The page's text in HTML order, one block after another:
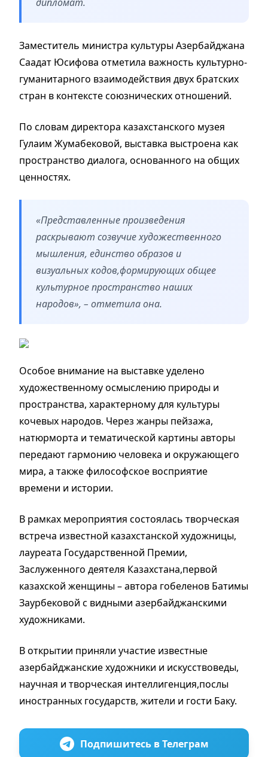
Заместитель министра культуры Азербайджана
Саадат Юсифова отметила важность культурно-
гуманитарного взаимодействия двух братских
стран в контексте союзнических отношений.
По словам директора казахстанского музея
Гулаим Жумабековой, выставка выстроена как
пространство диалога, основанного на общих
ценностях.
«Представленные произведения
раскрывают созвучие художественного
мышления, единство образов и
визуальных кодов,формирующих общее
культурное пространство наших
народов», – отметила она.
Особое внимание на выставке уделено
художественному осмыслению природы и
пространства, характерному для культуры
кочевых народов. Через жанры пейзажа,
натюрморта и тематической картины авторы
передают гармонию человека и окружающего
мира, а также философское восприятие
времени и истории.
В рамках мероприятия состоялась творческая
встреча известной казахстанской художницы,
лауреата Государственной Премии,
Заслуженного деятеля Казахстана,первой
казахской женщины – автора гобеленов Батимы
Заурбековой с видными азербайджанскими
художниками.
В открытии приняли участие известные
азербайджанские художники и искусствоведы,
научная и творческая интеллигенция,послы
иностранных государств, жители и гости Баку.
Подпишитесь в Телеграм